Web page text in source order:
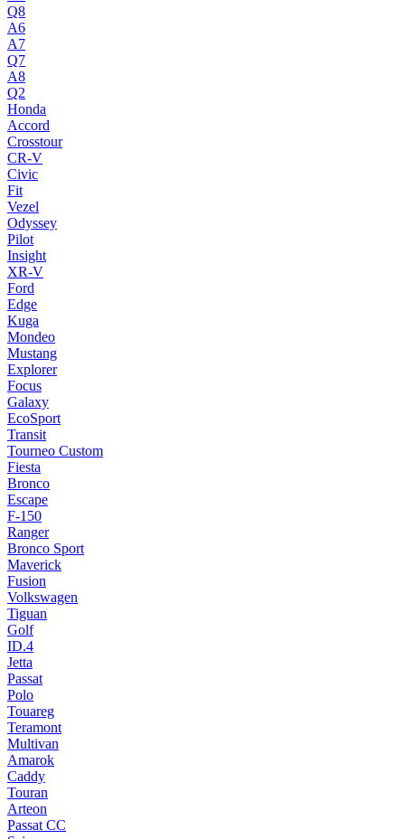
Q8
A6
A7
Q7
A8
Q2
Honda
Accord
Crosstour
CR-V
Civic
Fit
Vezel
Odyssey
Pilot
Insight
XR-V
Ford
Edge
Kuga
Mondeo
Mustang
Explorer
Focus
Galaxy
EcoSport
Transit
Tourneo Custom
Fiesta
Bronco
Escape
F-150
Ranger
Bronco Sport
Maverick
Fusion
Volkswagen
Tiguan
Golf
ID.4
Jetta
Passat
Polo
Touareg
Teramont
Multivan
Amarok
Caddy
Touran
Arteon
Passat CC